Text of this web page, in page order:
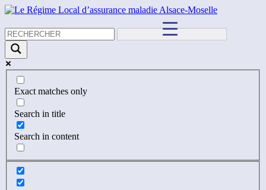
Exact matches only
Search in title
Search in content